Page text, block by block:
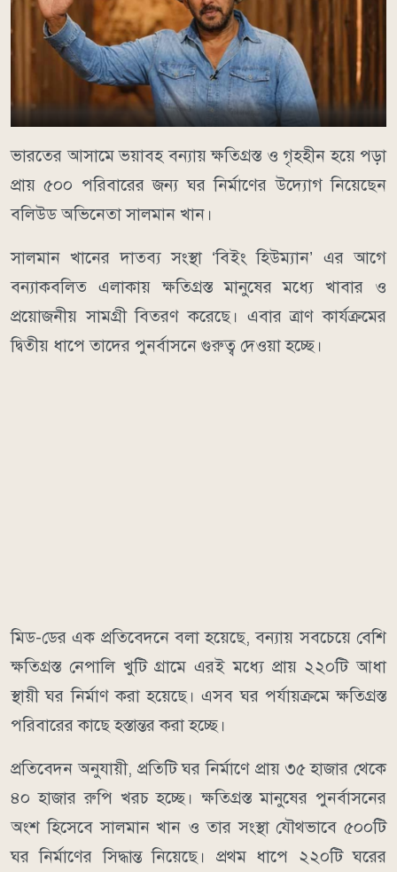
ভারতের আসামে ভয়াবহ বন্যায় ক্ষতিগ্রস্ত ও গৃহহীন হয়ে পড়া
প্রায় ৫০০ পরিবারের জন্য ঘর নির্মাণের উদ্যোগ নিয়েছেন
বলিউড অভিনেতা সালমান খান।
সালমান খানের দাতব্য সংস্থা ‘বিইং হিউম্যান’ এর আগে
বন্যাকবলিত এলাকায় ক্ষতিগ্রস্ত মানুষের মধ্যে খাবার ও
প্রয়োজনীয় সামগ্রী বিতরণ করেছে। এবার ত্রাণ কার্যক্রমের
দ্বিতীয় ধাপে তাদের পুনর্বাসনে গুরুত্ব দেওয়া হচ্ছে।
মিড-ডের এক প্রতিবেদনে বলা হয়েছে, বন্যায় সবচেয়ে বেশি
ক্ষতিগ্রস্ত নেপালি খুটি গ্রামে এরই মধ্যে প্রায় ২২০টি আধা
স্থায়ী ঘর নির্মাণ করা হয়েছে। এসব ঘর পর্যায়ক্রমে ক্ষতিগ্রস্ত
পরিবারের কাছে হস্তান্তর করা হচ্ছে।
প্রতিবেদন অনুযায়ী, প্রতিটি ঘর নির্মাণে প্রায় ৩৫ হাজার থেকে
৪০ হাজার রুপি খরচ হচ্ছে। ক্ষতিগ্রস্ত মানুষের পুনর্বাসনের
অংশ হিসেবে সালমান খান ও তার সংস্থা যৌথভাবে ৫০০টি
ঘর নির্মাণের সিদ্ধান্ত নিয়েছে। প্রথম ধাপে ২২০টি ঘরের